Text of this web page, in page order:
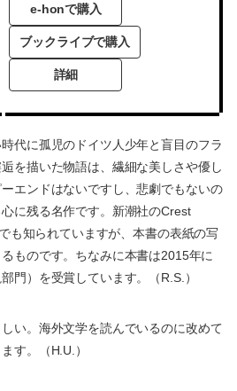
e-honで購入
ブックライブで購入
詳細
代に孤児のドイツ人少年と盲目のフラ
を描いた物語は、繊細な美しさや優し
エンドはないですし、悲劇でもないの
に残る名作です。新潮社のCrest
も知られていますが、本書の表紙の写
ものです。ちなみに本書は2015年に
門）を受賞しています。（R.S.）
い。海外文学を読んでいるのに改めて
す。（H.U.）